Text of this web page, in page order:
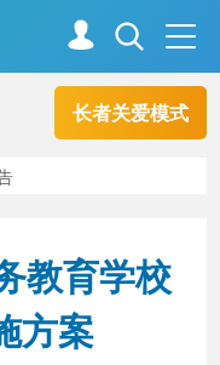
长者关爱模式
走进资阳
解读回应
教育学校
方案